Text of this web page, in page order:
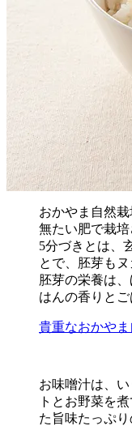
おかやま自然
無たい肥で栽培
5分づきとは、
とで、胚芽も
胚芽の栄養は
はんの香りとご
貴重なおかや
お味噌汁は、
トとお野菜を
た旨味たっぷり